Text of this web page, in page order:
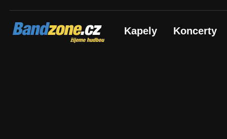
Bandzone.cz
žijeme hudbou Kapely Koncerty